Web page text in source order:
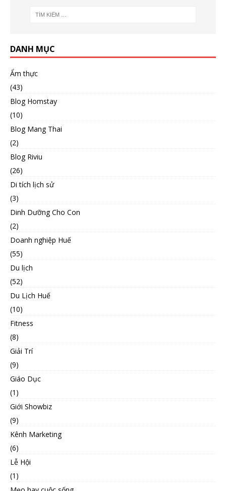
DANH MỤC
Ẩm thực
(43)
Blog Homstay
(10)
Blog Mang Thai
(2)
Blog Riviu
(26)
Di tích lịch sử
(3)
Dinh Dưỡng Cho Con
(2)
Doanh nghiệp Huế
(55)
Du lịch
(52)
Du Lịch Huế
(10)
Fitness
(8)
Giải Trí
(9)
Giáo Dục
(1)
Giới Showbiz
(9)
Kênh Marketing
(6)
Lễ Hội
(1)